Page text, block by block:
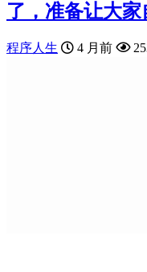
了，准备让大
程序人生 4 月前